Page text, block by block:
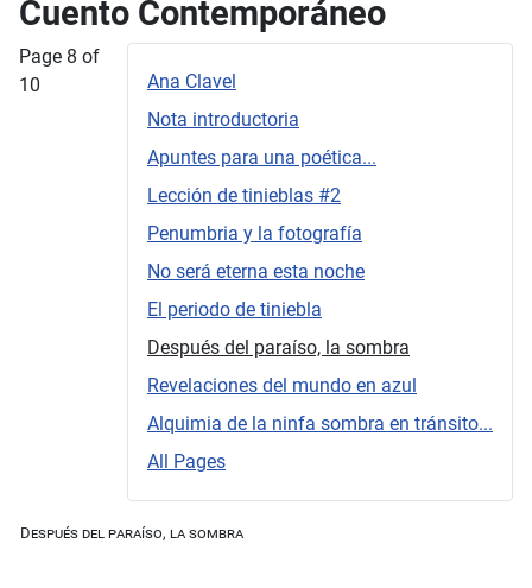
Cuento Contemporáneo
Ana Clavel
Nota introductoria
Apuntes para una poética...
Lección de tinieblas #2
Penumbria y la fotografía
No será eterna esta noche
El periodo de tiniebla
Después del paraíso, la sombra
Revelaciones del mundo en azul
Alquimia de la ninfa sombra en tránsito...
All Pages
Page 8 of
10
Después del paraíso, la sombra